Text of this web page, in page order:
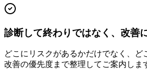
診断して終わりではなく、改善
どこにリスクがあるかだけでなく、ど
改善の優先度まで整理してご案内しま